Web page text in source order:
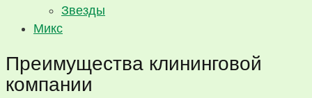
Звезды
Микс
Преимущества клининговой
компании